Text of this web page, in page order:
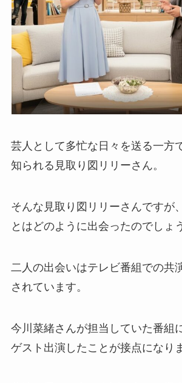
芸人として多忙な日々を送る一方
知られる見取り図リリーさん。
そんな見取り図リリーさんですが
とはどのように出会ったのでしょ
二人の出会いはテレビ番組での共
されています。
今川菜緒さんが担当していた番組
ゲスト出演したことが接点になり